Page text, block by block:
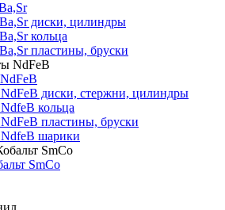
диски, цилиндры
кольца
пластины, бруски
диски, стержни, цилиндры
кольца
пластины, бруски
шарики
SmCo